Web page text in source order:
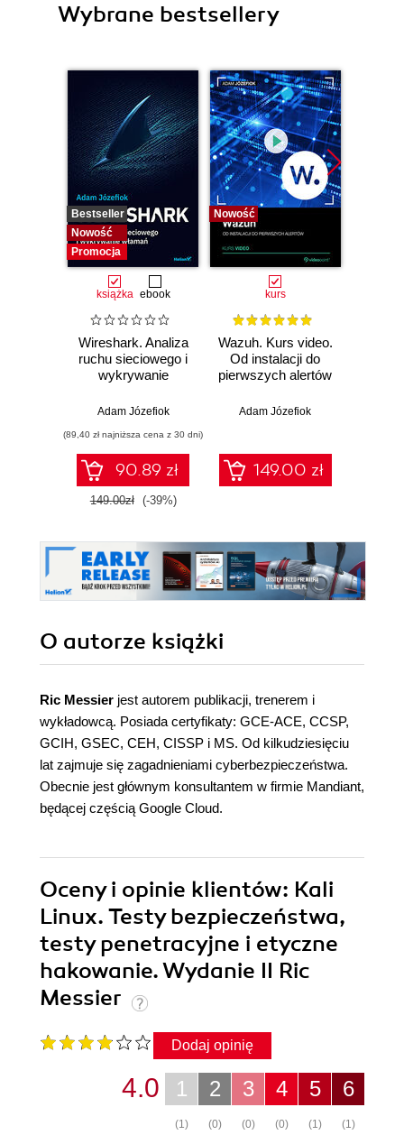
Wybrane bestsellery
Bestseller
Nowość
Promocja
książka ebook
Wireshark. Analiza
ruchu sieciowego i
wykrywanie
Adam Józefiok
(89,40 zł najniższa cena z 30 dni)
90.89 zł
149.00zł (-39%)
Nowość
kurs
Wazuh. Kurs video.
Od instalacji do
pierwszych alertów
Adam Józefiok
149.00 zł
O autorze książki
Ric Messier jest autorem publikacji, trenerem i
wykładowcą. Posiada certyfikaty: GCE-ACE, CCSP,
GCIH, GSEC, CEH, CISSP i MS. Od kilkudziesięciu
lat zajmuje się zagadnieniami cyberbezpieczeństwa.
Obecnie jest głównym konsultantem w firmie Mandiant,
będącej częścią Google Cloud.
Oceny i opinie klientów: Kali
Linux. Testy bezpieczeństwa,
testy penetracyjne i etyczne
hakowanie. Wydanie II Ric
Messier
Dodaj opinię
6
(1)
5
(1)
4
(0)
3
(0)
2
(0)
1
(1)
4.0